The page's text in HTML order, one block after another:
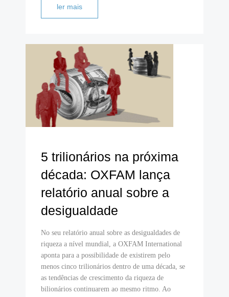
ler mais
5 trilionários na próxima
década: OXFAM lança
relatório anual sobre a
desigualdade
No seu relatório anual sobre as desigualdades de
riqueza a nível mundial, a OXFAM International
aponta para a possibilidade de existirem pelo
menos cinco trilionários dentro de uma década, se
as tendências de crescimento da riqueza de
bilionários continuarem ao mesmo ritmo. Ao